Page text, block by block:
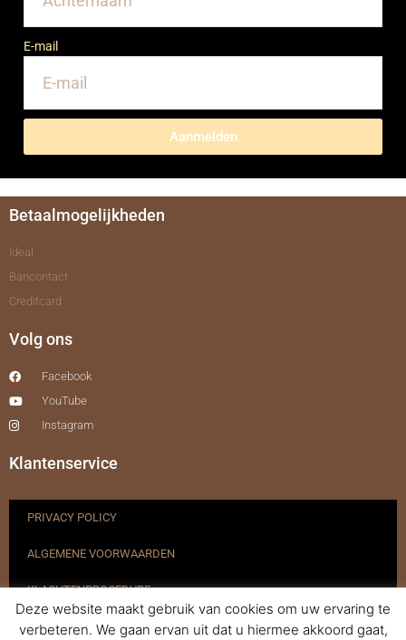
E-mail
Aanmelden
Betaalmogelijkheden
Ideal
Bancontact
Creditcard
Volg ons
Facebook
YouTube
Instagram
Klantenservice
PRIVACY POLICY
ALGEMENE VOORWAARDEN
KLACHTENPROCEDURE
VERZENDEN & RETOURNEREN
Deze website maakt gebruik van cookies om uw ervaring te
verbeteren. We gaan ervan uit dat u hiermee akkoord gaat,